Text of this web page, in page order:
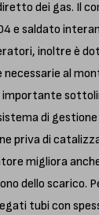
dei gas. Il
e saldato
inoltre è
necessarie al
di
priva di
migliora
dello scarico.
tubi con